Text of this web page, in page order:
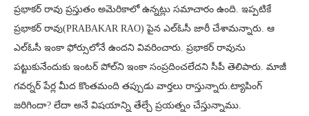
ప్రభాకర్ రావు ప్రస్తుతం అమెరికాలో ఉన్నట్లు సమాచారం ఉంది. ఇప్పటికే
ప్రభాకర్ రావు(PRABAKAR RAO) పైన ఎల్‌ఓసీ జారీ చేశామన్నారు. ఆ
ఎల్ఓసీ ఇంకా ఫోర్సులోనే ఉందని వివరించారు. ప్రభాకర్ రావును
పట్టుకునేందుకు ఇంటర్ పోల్‌ని ఇంకా సంప్రదించలేదని సీపీ తెలిపారు. మాజీ
గవర్నర్ పేర్ల మీద కొంతమంది తప్పుడు వార్తలు రాస్తున్నారు.ట్యాపింగ్
జరిగిందా? లేదా అనే విషయాన్ని తేల్చే ప్రయత్నం చేస్తున్నాము.